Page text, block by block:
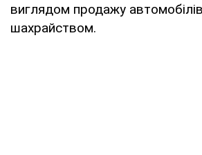
виглядом продажу
шахрайством.